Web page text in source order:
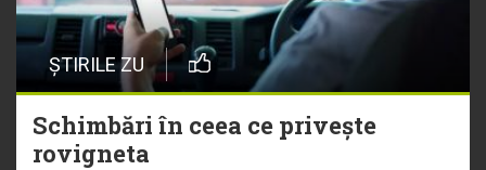
ȘTIRILE ZU
Schimbări în ceea ce privește
rovigneta